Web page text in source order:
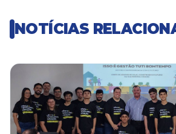
NOTÍCIAS